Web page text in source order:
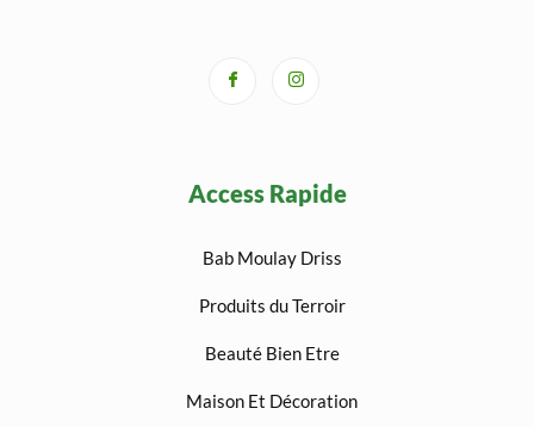
Access Rapide
Bab Moulay Driss
Produits du Terroir
Beauté Bien Etre
Maison Et Décoration